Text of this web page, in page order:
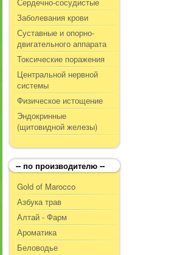
Заболевания крови
Суставные и опорно-
двигательного аппарата
Токсические поражения
Центральной нервной
системы
Физическое истощение
Эндокринные
(щитовидной железы)
-- по производителю --
Gold of Marocco
Азбука трав
Алтай - Фарм
Ароматика
Беловодье